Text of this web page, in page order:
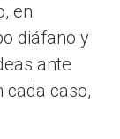
en
diáfano y
ante
cada caso,